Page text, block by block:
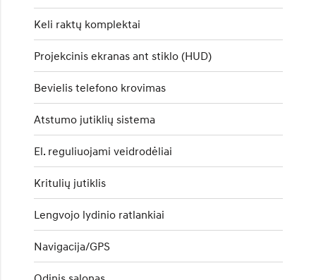
Keli raktų komplektai
Projekcinis ekranas ant stiklo (HUD)
Bevielis telefono krovimas
Atstumo jutiklių sistema
El. reguliuojami veidrodėliai
Kritulių jutiklis
Lengvojo lydinio ratlankiai
Navigacija/GPS